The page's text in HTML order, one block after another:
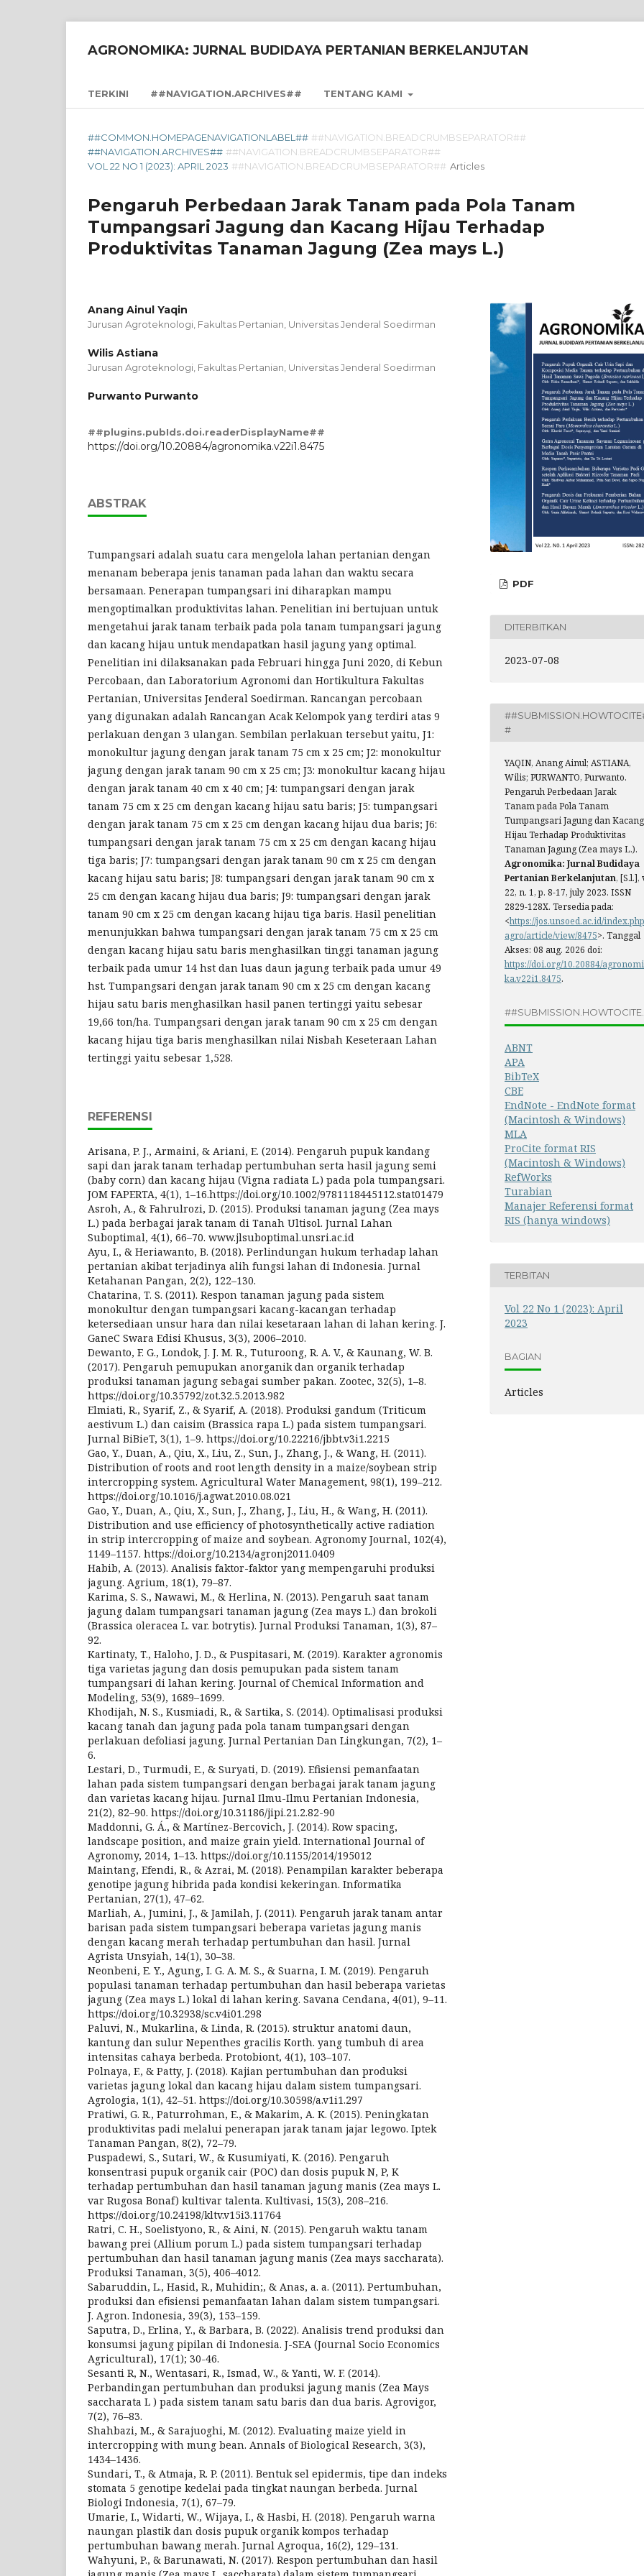
AGRONOMIKA: JURNAL BUDIDAYA PERTANIAN BERKELANJUTAN
TERKINI ##NAVIGATION.ARCHIVES## TENTANG KAMI
##COMMON.HOMEPAGENAVIGATIONLABEL## ##NAVIGATION.BREADCRUMBSEPARATOR##
##NAVIGATION.ARCHIVES## ##NAVIGATION.BREADCRUMBSEPARATOR##
VOL 22 NO 1 (2023): APRIL 2023 ##NAVIGATION.BREADCRUMBSEPARATOR## Articles
Pengaruh Perbedaan Jarak Tanam pada Pola Tanam
Tumpangsari Jagung dan Kacang Hijau Terhadap
Produktivitas Tanaman Jagung (Zea mays L.)
Anang Ainul Yaqin
Jurusan Agroteknologi, Fakultas Pertanian, Universitas Jenderal Soedirman
Wilis Astiana
Jurusan Agroteknologi, Fakultas Pertanian, Universitas Jenderal Soedirman
Purwanto Purwanto
##plugins.pubIds.doi.readerDisplayName##
https://doi.org/10.20884/agronomika.v22i1.8475
ABSTRAK
Tumpangsari adalah suatu cara mengelola lahan pertanian dengan
menanam beberapa jenis tanaman pada lahan dan waktu secara
bersamaan. Penerapan tumpangsari ini diharapkan mampu
mengoptimalkan produktivitas lahan. Penelitian ini bertujuan untuk
mengetahui jarak tanam terbaik pada pola tanam tumpangsari jagung
dan kacang hijau untuk mendapatkan hasil jagung yang optimal.
Penelitian ini dilaksanakan pada Februari hingga Juni 2020, di Kebun
Percobaan, dan Laboratorium Agronomi dan Hortikultura Fakultas
Pertanian, Universitas Jenderal Soedirman. Rancangan percobaan
yang digunakan adalah Rancangan Acak Kelompok yang terdiri atas 9
perlakuan dengan 3 ulangan. Sembilan perlakuan tersebut yaitu, J1:
monokultur jagung dengan jarak tanam 75 cm x 25 cm; J2: monokultur
jagung dengan jarak tanam 90 cm x 25 cm; J3: monokultur kacang hijau
dengan jarak tanam 40 cm x 40 cm; J4: tumpangsari dengan jarak
tanam 75 cm x 25 cm dengan kacang hijau satu baris; J5: tumpangsari
dengan jarak tanam 75 cm x 25 cm dengan kacang hijau dua baris; J6:
tumpangsari dengan jarak tanam 75 cm x 25 cm dengan kacang hijau
tiga baris; J7: tumpangsari dengan jarak tanam 90 cm x 25 cm dengan
kacang hijau satu baris; J8: tumpangsari dengan jarak tanam 90 cm x
25 cm dengan kacang hijau dua baris; J9: tumpangsari dengan jarak
tanam 90 cm x 25 cm dengan kacang hijau tiga baris. Hasil penelitian
menunjukkan bahwa tumpangsari dengan jarak tanam 75 cm x 25 cm
dengan kacang hijau satu baris menghasilkan tinggi tanaman jagung
terbaik pada umur 14 hst dan luas daun jagung terbaik pada umur 49
hst. Tumpangsari dengan jarak tanam 90 cm x 25 cm dengan kacang
hijau satu baris menghasilkan hasil panen tertinggi yaitu sebesar
19,66 ton/ha. Tumpangsari dengan jarak tanam 90 cm x 25 cm dengan
kacang hijau tiga baris menghasilkan nilai Nisbah Keseteraan Lahan
tertinggi yaitu sebesar 1,528.
REFERENSI
Arisana, P. J., Armaini, & Ariani, E. (2014). Pengaruh pupuk kandang
sapi dan jarak tanam terhadap pertumbuhan serta hasil jagung semi
(baby corn) dan kacang hijau (Vigna radiata L.) pada pola tumpangsari.
JOM FAPERTA, 4(1), 1–16.https://doi.org/10.1002/9781118445112.stat01479
Asroh, A., & Fahrulrozi, D. (2015). Produksi tanaman jagung (Zea mays
L.) pada berbagai jarak tanam di Tanah Ultisol. Jurnal Lahan
Suboptimal, 4(1), 66–70. www.jlsuboptimal.unsri.ac.id
Ayu, I., & Heriawanto, B. (2018). Perlindungan hukum terhadap lahan
pertanian akibat terjadinya alih fungsi lahan di Indonesia. Jurnal
Ketahanan Pangan, 2(2), 122–130.
Chatarina, T. S. (2011). Respon tanaman jagung pada sistem
monokultur dengan tumpangsari kacang-kacangan terhadap
ketersediaan unsur hara dan nilai kesetaraan lahan di lahan kering. J.
GaneC Swara Edisi Khusus, 3(3), 2006–2010.
Dewanto, F. G., Londok, J. J. M. R., Tuturoong, R. A. V., & Kaunang, W. B.
(2017). Pengaruh pemupukan anorganik dan organik terhadap
produksi tanaman jagung sebagai sumber pakan. Zootec, 32(5), 1–8.
https://doi.org/10.35792/zot.32.5.2013.982
Elmiati, R., Syarif, Z., & Syarif, A. (2018). Produksi gandum (Triticum
aestivum L.) dan caisim (Brassica rapa L.) pada sistem tumpangsari.
Jurnal BiBieT, 3(1), 1–9. https://doi.org/10.22216/jbbt.v3i1.2215
Gao, Y., Duan, A., Qiu, X., Liu, Z., Sun, J., Zhang, J., & Wang, H. (2011).
Distribution of roots and root length density in a maize/soybean strip
intercropping system. Agricultural Water Management, 98(1), 199–212.
https://doi.org/10.1016/j.agwat.2010.08.021
Gao, Y., Duan, A., Qiu, X., Sun, J., Zhang, J., Liu, H., & Wang, H. (2011).
Distribution and use efficiency of photosynthetically active radiation
in strip intercropping of maize and soybean. Agronomy Journal, 102(4),
1149–1157. https://doi.org/10.2134/agronj2011.0409
Habib, A. (2013). Analisis faktor-faktor yang mempengaruhi produksi
jagung. Agrium, 18(1), 79–87.
Karima, S. S., Nawawi, M., & Herlina, N. (2013). Pengaruh saat tanam
jagung dalam tumpangsari tanaman jagung (Zea mays L.) dan brokoli
(Brassica oleracea L. var. botrytis). Jurnal Produksi Tanaman, 1(3), 87–
92.
Kartinaty, T., Haloho, J. D., & Puspitasari, M. (2019). Karakter agronomis
tiga varietas jagung dan dosis pemupukan pada sistem tanam
tumpangsari di lahan kering. Journal of Chemical Information and
Modeling, 53(9), 1689–1699.
Khodijah, N. S., Kusmiadi, R., & Sartika, S. (2014). Optimalisasi produksi
kacang tanah dan jagung pada pola tanam tumpangsari dengan
perlakuan defoliasi jagung. Jurnal Pertanian Dan Lingkungan, 7(2), 1–
6.
Lestari, D., Turmudi, E., & Suryati, D. (2019). Efisiensi pemanfaatan
lahan pada sistem tumpangsari dengan berbagai jarak tanam jagung
dan varietas kacang hijau. Jurnal Ilmu-Ilmu Pertanian Indonesia,
21(2), 82–90. https://doi.org/10.31186/jipi.21.2.82-90
Maddonni, G. Á., & Martínez-Bercovich, J. (2014). Row spacing,
landscape position, and maize grain yield. International Journal of
Agronomy, 2014, 1–13. https://doi.org/10.1155/2014/195012
Maintang, Efendi, R., & Azrai, M. (2018). Penampilan karakter beberapa
genotipe jagung hibrida pada kondisi kekeringan. Informatika
Pertanian, 27(1), 47–62.
Marliah, A., Jumini, J., & Jamilah, J. (2011). Pengaruh jarak tanam antar
barisan pada sistem tumpangsari beberapa varietas jagung manis
dengan kacang merah terhadap pertumbuhan dan hasil. Jurnal
Agrista Unsyiah, 14(1), 30–38.
Neonbeni, E. Y., Agung, I. G. A. M. S., & Suarna, I. M. (2019). Pengaruh
populasi tanaman terhadap pertumbuhan dan hasil beberapa varietas
jagung (Zea mays L.) lokal di lahan kering. Savana Cendana, 4(01), 9–11.
https://doi.org/10.32938/sc.v4i01.298
Paluvi, N., Mukarlina, & Linda, R. (2015). struktur anatomi daun,
kantung dan sulur Nepenthes gracilis Korth. yang tumbuh di area
intensitas cahaya berbeda. Protobiont, 4(1), 103–107.
Polnaya, F., & Patty, J. (2018). Kajian pertumbuhan dan produksi
varietas jagung lokal dan kacang hijau dalam sistem tumpangsari.
Agrologia, 1(1), 42–51. https://doi.org/10.30598/a.v1i1.297
Pratiwi, G. R., Paturrohman, E., & Makarim, A. K. (2015). Peningkatan
produktivitas padi melalui penerapan jarak tanam jajar legowo. Iptek
Tanaman Pangan, 8(2), 72–79.
Puspadewi, S., Sutari, W., & Kusumiyati, K. (2016). Pengaruh
konsentrasi pupuk organik cair (POC) dan dosis pupuk N, P, K
terhadap pertumbuhan dan hasil tanaman jagung manis (Zea mays L.
var Rugosa Bonaf) kultivar talenta. Kultivasi, 15(3), 208–216.
https://doi.org/10.24198/kltv.v15i3.11764
Ratri, C. H., Soelistyono, R., & Aini, N. (2015). Pengaruh waktu tanam
bawang prei (Allium porum L.) pada sistem tumpangsari terhadap
pertumbuhan dan hasil tanaman jagung manis (Zea mays saccharata).
Produksi Tanaman, 3(5), 406–4012.
Sabaruddin, L., Hasid, R., Muhidin;, & Anas, a. a. (2011). Pertumbuhan,
produksi dan eﬁsiensi pemanfaatan lahan dalam sistem tumpangsari.
J. Agron. Indonesia, 39(3), 153–159.
Saputra, D., Erlina, Y., & Barbara, B. (2022). Analisis trend produksi dan
konsumsi jagung pipilan di Indonesia. J-SEA (Journal Socio Economics
Agricultural), 17(1); 30-46.
Sesanti R, N., Wentasari, R., Ismad, W., & Yanti, W. F. (2014).
Perbandingan pertumbuhan dan produksi jagung manis (Zea Mays
saccharata L ) pada sistem tanam satu baris dan dua baris. Agrovigor,
7(2), 76–83.
Shahbazi, M., & Sarajuoghi, M. (2012). Evaluating maize yield in
intercropping with mung bean. Annals of Biological Research, 3(3),
1434–1436.
Sundari, T., & Atmaja, R. P. (2011). Bentuk sel epidermis, tipe dan indeks
stomata 5 genotipe kedelai pada tingkat naungan berbeda. Jurnal
Biologi Indonesia, 7(1), 67–79.
Umarie, I., Widarti, W., Wijaya, I., & Hasbi, H. (2018). Pengaruh warna
naungan plastik dan dosis pupuk organik kompos terhadap
pertumbuhan bawang merah. Jurnal Agroqua, 16(2), 129–131.
Wahyuni, P., & Barunawati, N. (2017). Respon pertumbuhan dan hasil
PDF
DITERBITKAN
2023-07-08
#
YAQIN, Anang Ainul; ASTIANA,
Wilis; PURWANTO, Purwanto.
Pengaruh Perbedaan Jarak
Tanam pada Pola Tanam
Tumpangsari Jagung dan Kacang
Hijau Terhadap Produktivitas
Tanaman Jagung (Zea mays L.).
Agronomika: Jurnal Budidaya
Pertanian Berkelanjutan, [S.l.],
22, n. 1, p. 8-17, july 2023. ISSN
2829-128X. Tersedia pada:
<https://jos.unsoed.ac.id/
agro/article/view/8475>. Tanggal
Akses: 08 aug. 2026 doi:
https://doi.org/10.20884/agronomi
ka.v22i1.8475.
ABNT
APA
BibTeX
CBE
EndNote - EndNote format
(Macintosh & Windows)
MLA
ProCite format RIS
(Macintosh & Windows)
RefWorks
Turabian
Manajer Referensi format
RIS (hanya windows)
TERBITAN
Vol 22 No 1 (2023): April
2023
BAGIAN
Articles